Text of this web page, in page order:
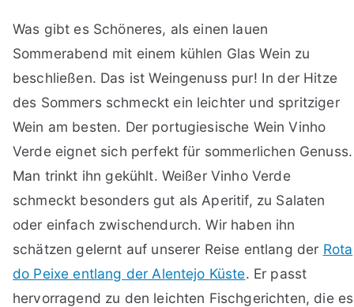
Was gibt es Schöneres, als einen lauen
Sommerabend mit einem kühlen Glas Wein zu
beschließen. Das ist Weingenuss pur! In der Hitze
des Sommers schmeckt ein leichter und spritziger
Wein am besten. Der portugiesische Wein Vinho
Verde eignet sich perfekt für sommerlichen Genuss.
Man trinkt ihn gekühlt. Weißer Vinho Verde
schmeckt besonders gut als Aperitif, zu Salaten
oder einfach zwischendurch. Wir haben ihn
schätzen gelernt auf unserer Reise entlang der Rota
do Peixe entlang der Alentejo Küste. Er passt
hervorragend zu den leichten Fischgerichten, die es